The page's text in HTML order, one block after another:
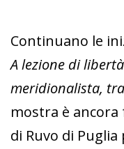
Continuano le
A lezione di
meridionalista,
mostra è
di Ruvo di Puglia